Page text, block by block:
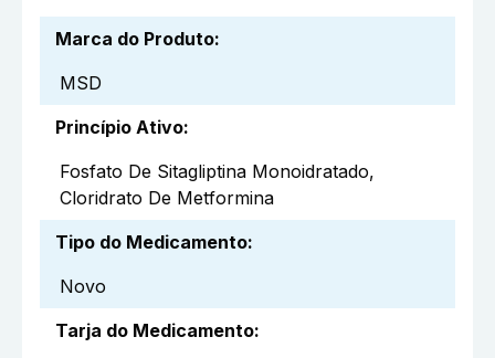
Marca do Produto:
MSD
Princípio Ativo:
Fosfato De Sitagliptina Monoidratado,
Cloridrato De Metformina
Tipo do Medicamento:
Novo
Tarja do Medicamento: